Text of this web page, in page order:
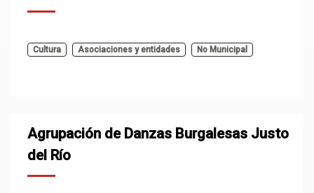
Cultura Asociaciones y entidades No Municipal
Agrupación de Danzas Burgalesas Justo
del Río